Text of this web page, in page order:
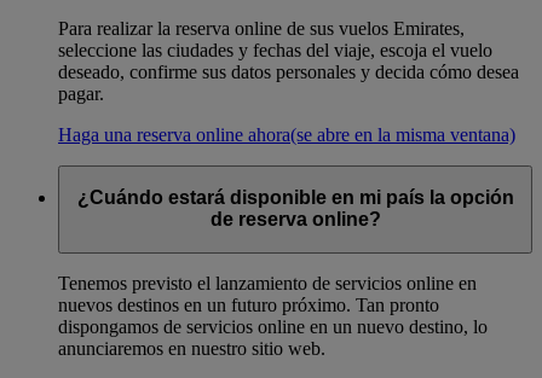
Para realizar la reserva online de sus vuelos Emirates,
seleccione las ciudades y fechas del viaje, escoja el vuelo
deseado, confirme sus datos personales y decida cómo desea
pagar.
Haga una reserva online ahora(se abre en la misma ventana)
¿Cuándo estará disponible en mi país la opción
de reserva online?
Tenemos previsto el lanzamiento de servicios online en
nuevos destinos en un futuro próximo. Tan pronto
dispongamos de servicios online en un nuevo destino, lo
anunciaremos en nuestro sitio web.